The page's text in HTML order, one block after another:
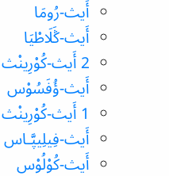
أَيث-رُومَا
أَيث-ݣَلَاطْيَا
2 أَيث-كُوْرِينْث
أَيث-ؤُفَسُوْس
1 أَيث-كُوْرِينْث
أَيث-فِيلِيپَّـاس
أَيث-كُوْلُوْس